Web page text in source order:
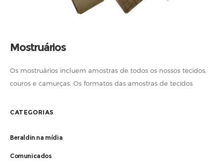
Mostruários
Os mostruários incluem amostras de todos os nossos tecidos,
couros e camurças. Os formatos das amostras de tecidos
para utilizar em reuniões internas
CATEGORIAS
Beraldin na mídia
Comunicados